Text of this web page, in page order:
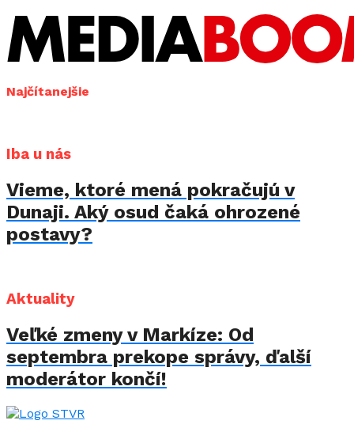
Najčítanejšie
Iba u nás
Vieme, ktoré mená pokračujú v
Dunaji. Aký osud čaká ohrozené
postavy?
Aktuality
Veľké zmeny v Markíze: Od
septembra prekope správy, ďalší
moderátor končí!